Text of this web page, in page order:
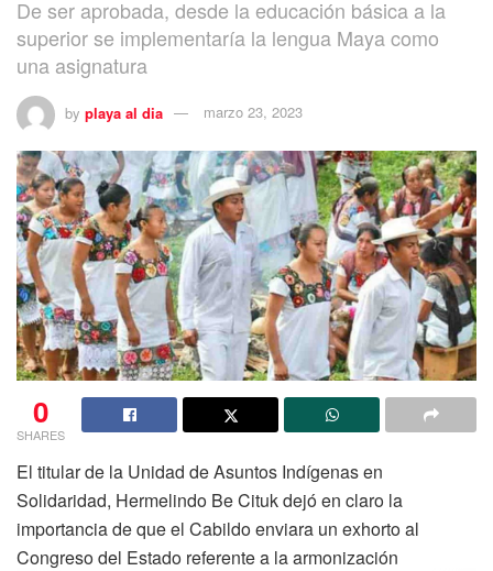
De ser aprobada, desde la educación básica a la
superior se implementaría la lengua Maya como
una asignatura
by playa al dia marzo 23, 2023
0
SHARES
El titular de la Unidad de Asuntos Indígenas en
Solidaridad, Hermelindo Be Cituk dejó en claro la
importancia de que el Cabildo enviara un exhorto al
Congreso del Estado referente a la armonización